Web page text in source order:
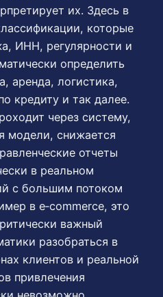
их. Здесь в
которые
ИНН, регулярности и
определить
аренда, логистика,
кредиту и так далее.
через систему,
модели, снижается
отчеты
в реальном
с большим потоком
в e‑commerce, это
важный
разобраться в
клиентов и реальной
привлечения